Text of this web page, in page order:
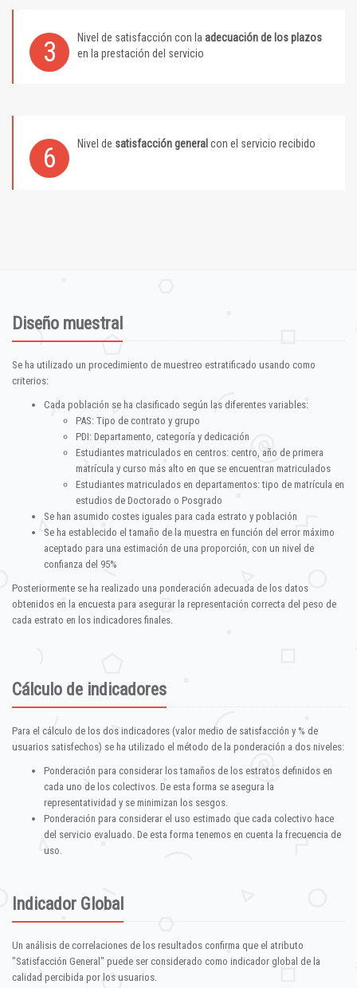
3 Nivel de satisfacción con la adecuación de los plazos
en la prestación del servicio
6 Nivel de satisfacción general con el servicio recibido
Diseño muestral
Se ha utilizado un procedimiento de muestreo estratificado usando como
criterios:
Cada población se ha clasificado según las diferentes variables:
PAS: Tipo de contrato y grupo
PDI: Departamento, categoría y dedicación
Estudiantes matriculados en centros: centro, año de primera
matrícula y curso más alto en que se encuentran matriculados
Estudiantes matriculados en departamentos: tipo de matrícula en
estudios de Doctorado o Posgrado
Se han asumido costes iguales para cada estrato y población
Se ha establecido el tamaño de la muestra en función del error máximo
aceptado para una estimación de una proporción, con un nivel de
confianza del 95%
Posteriormente se ha realizado una ponderación adecuada de los datos
obtenidos en la encuesta para asegurar la representación correcta del peso de
cada estrato en los indicadores finales.
Cálculo de indicadores
Para el cálculo de los dos indicadores (valor medio de satisfacción y % de
usuarios satisfechos) se ha utilizado el método de la ponderación a dos niveles:
Ponderación para considerar los tamaños de los estratos definidos en
cada uno de los colectivos. De esta forma se asegura la
representatividad y se minimizan los sesgos.
Ponderación para considerar el uso estimado que cada colectivo hace
del servicio evaluado. De esta forma tenemos en cuenta la frecuencia de
uso.
Indicador Global
Un análisis de correlaciones de los resultados confirma que el atributo
"Satisfacción General" puede ser considerado como indicador global de la
calidad percibida por los usuarios.